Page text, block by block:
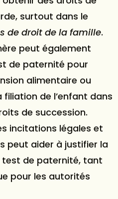
surtout dans le
de droit de la famille.
peut également
de paternité pour
alimentaire ou
filiation de l’enfant dans
de succession.
incitations légales et
peut aider à justifier la
test de paternité, tant
pour les autorités